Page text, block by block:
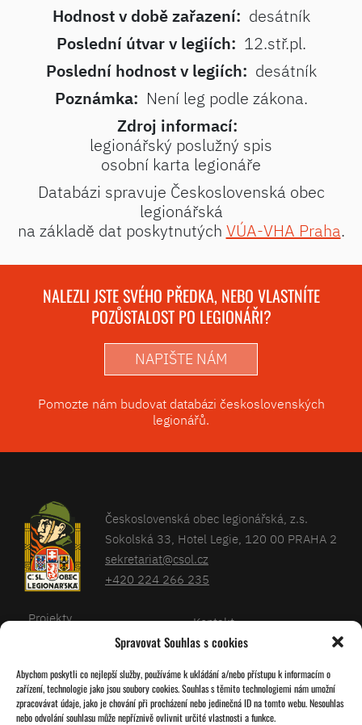
Spravovat Souhlas s cookies
Abychom poskytli co nejlepší služby, používáme k ukládání a/nebo přístupu k informacím o
zařízení, technologie jako jsou soubory cookies. Souhlas s těmito technologiemi nám umožní
zpracovávat údaje, jako je chování při procházení nebo jedinečná ID na tomto webu. Nesouhlas
nebo odvolání souhlasu může nepříznivě ovlivnit určité vlastnosti a funkce.
Hodnost v době zařazení: desátník
Poslední útvar v legiích: 12.stř.pl.
Poslední hodnost v legiích: desátník
Poznámka: Není leg podle zákona.
Zdroj informací:
legionářský poslužný spis
osobní karta legionáře
Databázi spravuje Československá obec
legionářská
na základě dat poskytnutých VÚA-VHA Praha.
NALEZLI JSTE SVÉHO PŘEDKA, NEBO VLASTNÍTE
POZŮSTALOST PO LEGIONÁŘI?
NAPIŠTE NÁM
Pomozte nám budovat databázi československých
legionářů.
Československá obec legionářská, z.s.
Sokolská 33, Hotel Legie, 120 00 PRAHA 2
sekretariat@csol.cz
+420 224 266 235
Projekty
Kalendář
O nás
Kontakt
Databáze legionářů
Pro členy
Zásady cookies